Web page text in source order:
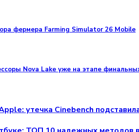
фермера Farming Simulator 26 Mobile
Nova Lake уже на этапе
утечка Cinebench